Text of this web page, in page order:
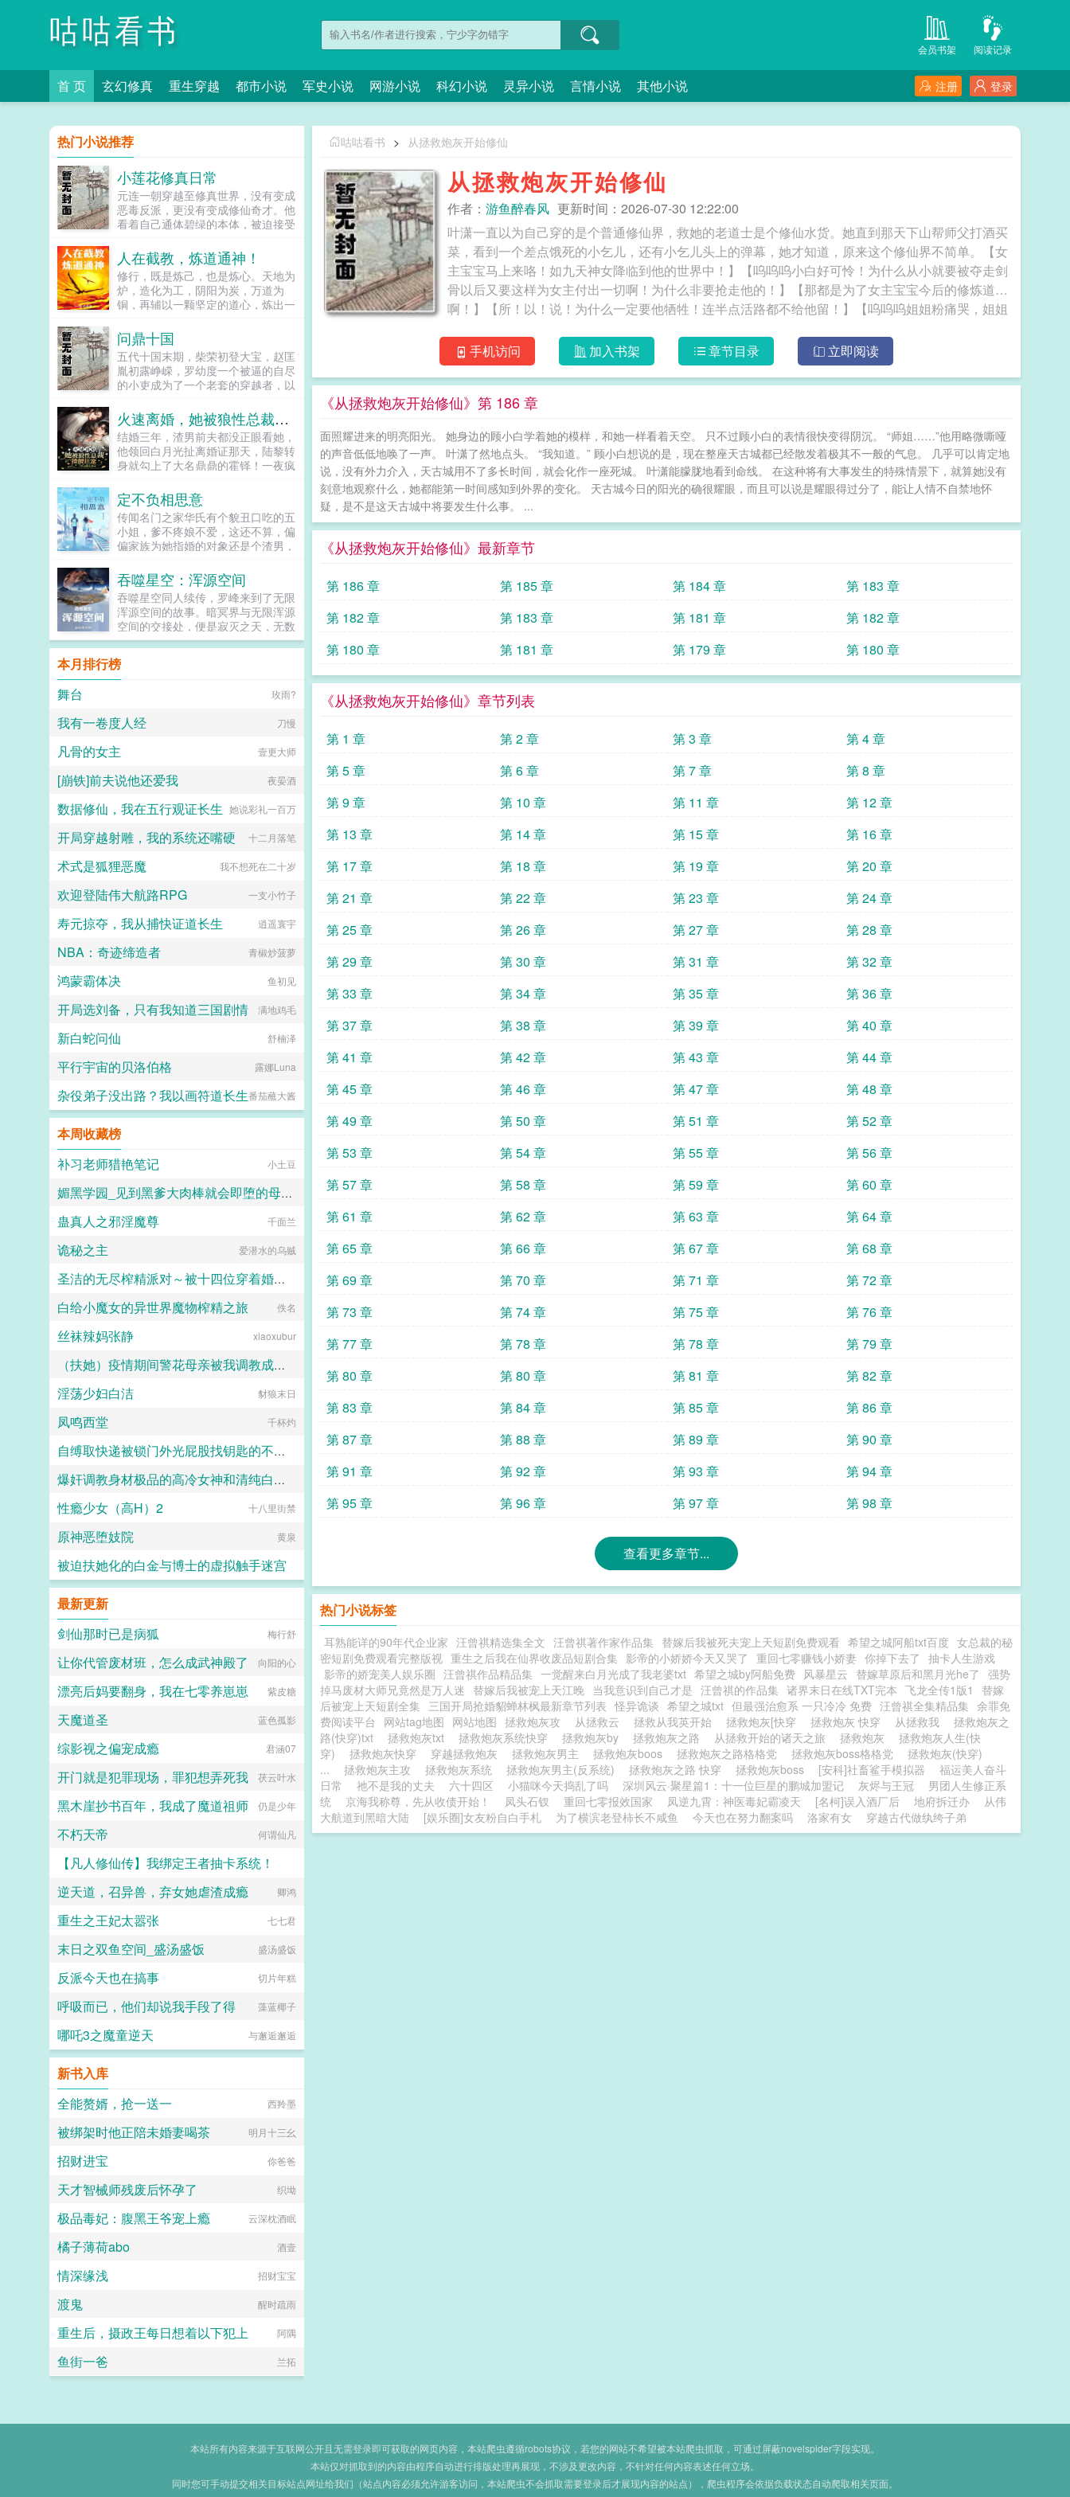
咕咕看书 阅读记录
会员书架
首 页 玄幻修真 重生穿越 都市小说 军史小说 网游小说 科幻小说 灵异小说 言情小说 其他小说 登录
注册
咕咕看书 > 从拯救炮灰开始修仙
从拯救炮灰开始修仙
作者： 游鱼醉春风 更新时间：2026-07-30 12:22:00
叶潇一直以为自己穿的是个普通修仙界，救她的老道士是个修仙水货。她直到那天下山帮师父打酒买
菜，看到一个差点饿死的小乞儿，还有小乞儿头上的弹幕，她才知道，原来这个修仙界不简单。【女
主宝宝马上来咯！如九天神女降临到他的世界中！】【呜呜呜小白好可怜！为什么从小就要被夺走剑
骨以后又要这样为女主付出一切啊！为什么非要抢走他的！】【那都是为了女主宝宝今后的修炼道路
啊！】【所！以！说！为什么一定要他牺牲！连半点活路都不给他留！】【呜呜呜姐姐粉痛哭，姐姐
继叶潇之后又多了一个……呃，不对。是一个两个三个……若干个徒弟。叶潇还在陆陆续续捡人。被
顶替救人功劳，最后还要证明男女主是真爱，从而死在昔日救过的男主手中的世家大小姐凌雨华；被
推出去顶替女主嫁入魔门从而受尽折辱而死的深情男配祝元；被替身女主抢走所有人偏爱最后还要代
其去死的原白月光乐轻烟……叶潇傻眼了。这世界原男女主怎么能惹事，害苦了这么多可怜炮灰？天
续有人找上门，叶潇才知道，这是一个多小说世界融合的特殊世界。她捡到了男女主们开挂前的最大
血包。面对那些总想以强硬手段将她好不容易捡回家带好的同门抢走吸血的人，叶潇核善冷笑。“动我
门人？痴心妄想！” 从拯救炮灰开始修仙
手机访问 加入书架 章节目录 立即阅读
《从拯救炮灰开始修仙》第 186 章
面照耀进来的明亮阳光。 她身边的顾小白学着她的模样，和她一样看着天空。 只不过顾小白的表情很快变得阴沉。 “师姐……”他用略微嘶哑
的声音低低地唤了一声。 叶潇了然地点头。 “我知道。” 顾小白想说的是，现在整座天古城都已经散发着极其不一般的气息。 几乎可以肯定地
说，没有外力介入，天古城用不了多长时间，就会化作一座死城。 叶潇能朦胧地看到命线。 在这种将有大事发生的特殊情景下，就算她没有
刻意地观察什么，她都能第一时间感知到外界的变化。 天古城今日的阳光的确很耀眼，而且可以说是耀眼得过分了，能让人情不自禁地怀
疑，是不是这天古城中将要发生什么事。 ...
《从拯救炮灰开始修仙》最新章节
第 186 章 第 185 章 第 184 章
第 183 章
第 182 章
第 183 章 第 181 章
第 182 章
第 180 章
第 181 章 第 179 章 第 180 章
《从拯救炮灰开始修仙》章节列表
第 1 章 第 2 章 第 3 章
第 4 章
第 5 章
第 6 章 第 7 章
第 8 章
第 9 章
第 10 章 第 11 章
第 12 章
第 13 章
第 14 章 第 15 章
第 16 章
第 17 章
第 18 章 第 19 章
第 20 章
第 21 章
第 22 章 第 23 章
第 24 章
第 25 章
第 26 章 第 27 章
第 28 章
第 29 章
第 30 章 第 31 章
第 32 章
第 33 章
第 34 章 第 35 章
第 36 章
第 37 章
第 38 章 第 39 章
第 40 章
第 41 章
第 42 章 第 43 章
第 44 章
第 45 章
第 46 章 第 47 章
第 48 章
第 49 章
第 50 章 第 51 章
第 52 章
第 53 章
第 54 章 第 55 章
第 56 章
第 57 章
第 58 章 第 59 章
第 60 章
第 61 章
第 62 章 第 63 章
第 64 章
第 65 章
第 66 章 第 67 章
第 68 章
第 69 章
第 70 章 第 71 章
第 72 章
第 73 章
第 74 章 第 75 章
第 76 章
第 77 章
第 78 章 第 78 章
第 79 章
第 80 章
第 80 章 第 81 章
第 82 章
第 83 章
第 84 章 第 85 章
第 86 章
第 87 章
第 88 章 第 89 章
第 90 章
第 91 章
第 92 章 第 93 章
第 94 章
第 95 章
第 96 章 第 97 章 第 98 章
查看更多章节...
热门小说标签
耳熟能详的90年代企业家 汪曾祺精选集全文 汪曾祺著作家作品集 替嫁后我被死夫宠上天短剧免费观看 希望之城阿船txt百度 女总裁的秘
密短剧免费观看完整版视 重生之后我在仙界收废品短剧合集 影帝的小娇娇今天又哭了 重回七零赚钱小娇妻 你掉下去了 抽卡人生游戏
影帝的娇宠美人娱乐圈 汪曾祺作品精品集 一觉醒来白月光成了我老婆txt 希望之城by阿船免费 风暴星云 替嫁草原后和黑月光he了 强势
掉马废材大师兄竟然是万人迷 替嫁后我被宠上天江晚 当我意识到自己才是 汪曾祺的作品集 诸界末日在线TXT完本 飞龙全传1版1
替嫁
后被宠上天短剧全集 三国开局抢婚貂蝉林枫最新章节列表 怪异诡谈 希望之城txt 但最强治愈系 一只冷冷 免费 汪曾祺全集精品集 余罪免
费阅读平台 网站tag地图 网站地图 拯救炮灰攻 从拯救云 拯救从我英开始 拯救炮灰[快穿 拯救炮灰 快穿 从拯救我
拯救炮灰之
路(快穿)txt
拯救炮灰txt 拯救炮灰系统快穿 拯救炮灰by 拯救炮灰之路 从拯救开始的诸天之旅 拯救炮灰
拯救炮灰人生(快
穿)
拯救炮灰快穿 穿越拯救炮灰 拯救炮灰男主 拯救炮灰boos 拯救炮灰之路格格党 拯救炮灰boss格格党
拯救炮灰(快穿)
...
拯救炮灰主攻 拯救炮灰系统 拯救炮灰男主(反系统) 拯救炮灰之路 快穿 拯救炮灰boss [安科]社畜鲨手模拟器
福运美人奋斗
日常
祂不是我的丈夫 六十四区 小猫咪今天捣乱了吗 深圳风云·聚星篇1：十一位巨星的鹏城加盟记 灰烬与王冠
男团人生修正系
统
京海我称尊，先从收债开始！ 凤头石钗 重回七零报效国家 凤逆九霄：神医毒妃霸凌天 [名柯]误入酒厂后 地府拆迁办
从伟
大航道到黑暗大陆
[娱乐圈]女友粉自白手札 为了横滨老登柿长不咸鱼 今天也在努力翻案吗 洛家有女 穿越古代做纨绔子弟
热门小说推荐
小莲花修真日常
元连一朝穿越至修真世界，没有变成
恶毒反派，更没有变成修仙奇才。他
看着自己通体碧绿的本体，被迫接受
果还不等他畅想未来在修仙界称王称
霸成为一方霸主，就被此地主人一位
平平无奇却意外心狠手辣的少年威胁
着签订了血契，从此成了苦逼的打工
莲。元连抬头45°望天，长叹我不过
士满地跑，灵力乱窜的时代，人人都
想拔尖修仙以求长生不老。而本体作
为莲花的元连正计划着晒足日光浴，
等待舒展枝叶早日开花。而他的躺平
习剑，日日修炼，争着要当修真界最
内卷的修士，作为打工莲也被督促一
起内卷。元连再度抬头仰望天空
45°，长叹救命啊，我真的只是一朵
想要咸鱼摆烂的小莲花啊。然而躺平
是深受上天眷顾的小莲花，老天爷也
不想让他多吃修炼的苦头。再说了，
有这样一位内卷的老板在，迟早能站
到修真界巅峰位置，抱紧其大腿也是
件极好的事呀，躺平目标指日可待。
花受×平平无奇努力奋斗起点攻。最
后挂个预收被迫成为修真界第一卷王
沈黎，现代社会资深牛马，平平无奇
打工人，结果被一道雷劈到了修真界
依旧要勤勤恳恳给系统打工。沈黎如
们的目标是站在修真界的巅峰，踏破
虚空羽化登仙！能当神仙？...
人在截教，炼道通神！
修行，既是炼己，也是炼心。天地为
炉，造化为工，阴阳为炭，万道为
铜，再辅以一颗坚定的道心，炼出一
符，炼剑，炼魂，炼药，炼瘟，炼
妖，炼魔，炼心，炼界，炼道天生万
物，无一不可炼！玄清如是说。惹急
了他，连天道都炼给你看！当然，这
要从他拜入截教那天说起...
问鼎十国
五代十国末期，柴荣初登大宝，赵匡
胤初露峥嵘，罗幼度一个被逼的自尽
的小吏成为了一个老套的穿越者，以
略四方，重现汉唐风采。...
火速离婚，她被狼性总裁搂腰狂宠
结婚三年，渣男前夫都没正眼看她，
他领回白月光扯离婚证那天，陆黎转
身就勾上了大名鼎鼎的霍铎！一夜疯
算负责？陆黎转身不认人，他霍铎怎
么会缺女人！本以为不会再有交集，
可被他彻底缠上。某天他抵她在墙陆
小姐，咱俩床上挺搭的，霍太太的位
子考虑一下？众人都以为霍铎玩玩而
了图，陆黎切菜划破了手，男人红着
眼圈抱起她乖，以后这些我来干...
定不负相思意
传闻名门之家华氏有个貌丑口吃的五
小姐，爹不疼娘不爱，这还不算，偏
偏家族为她指婚的对象还是个渣男，
床单弄的满城皆知。本该遭人嘲笑的
她，婚宴上玉手一指，给自己抓了个
临时替补，完美逆袭。世人这才惊
讶，原来五小姐不仅相貌倾城，而且
妙语连珠，天资聪慧。隐匿多年，锋
芒毕露，天才降世亮瞎世人眼。只是
万万没想到，临时替补的新郎竟是个
大麻烦。从此华笙夜夜被欺负，某人
终于忍无可忍大骂江流，你个王八
蛋，说好了是形婚的？江总一脸无辜
回道，没错啊，我一直在身体力行的
维持这段婚姻，简称行婚！...
吞噬星空：浑源空间
吞噬星空同人续传，罗峰来到了无限
浑源空间的故事。暗冥界与无限浑源
空间的交接处，便是寂灭之天，无数
源世界都会缓慢飘向寂灭之天，最终
消散毁灭，而也只有领主级浑源生
命，才能够抵挡‘寂灭之天’的灭绝之
力。在寂灭之天内，有一根‘天渊
柱’（时空轴心），其内部名为浑源
其实是一根巨大无边的柱子，上面雕
忌’，交汇形成了‘时空禁忌’，这是‘天
是世界的终点，轮回是世界的本质，
的轮回之外，为极！...
本月排行榜
舞台
玫雨?
我有一卷度人经 刀慢
凡骨的女主 壹更大师
[崩铁]前夫说他还爱我 夜晏酒
数据修仙，我在五行观证长生 她说彩礼一百万
开局穿越射雕，我的系统还嘴硬 十二月落笔
术式是狐狸恶魔 我不想死在二十岁
欢迎登陆伟大航路RPG 一支小竹子
寿元掠夺，我从捕快证道长生 逍遥寰宇
NBA：奇迹缔造者 青椒炒菠萝
鸿蒙霸体决 鱼初见
开局选刘备，只有我知道三国剧情 满地鸡毛
新白蛇问仙 舒楠泽
平行宇宙的贝洛伯格 露娜Luna
杂役弟子没出路？我以画符道长生番茄蘸大酱
本周收藏榜
补习老师猎艳笔记
小土豆
媚黑学园_见到黑爹大肉棒就会即堕的母猪教师和婊子学生
佚名
蛊真人之邪淫魔尊 千面兰
诡秘之主 爱潜水的乌贼
圣洁的无尽榨精派对～被十四位穿着婚纱的舰娘新娘们在教堂内献上身体的集体婚礼～
火锅气候
白给小魔女的异世界魔物榨精之旅 佚名
丝袜辣妈张静 xiaoxubur
（扶她）疫情期间警花母亲被我调教成三洞全开的肉便器母狗
霜染official
淫荡少妇白洁 豺狼末日
凤鸣西堂 千杯灼
自缚取快递被锁门外光屁股找钥匙的不良妹妹
黑翼君
爆奸调教身材极品的高冷女神和清纯白袜甜妹留学生，射满她们的鞋柜里的高跟鞋和小皮鞋
ni1l
性瘾少女（高H）2 十八里街禁
原神恶堕妓院 黄泉
被迫扶她化的白金与博士的虚拟触手迷宫
最新更新
剑仙那时已是病狐
梅行舒
让你代管废材班，怎么成武神殿了 向阳的心
漂亮后妈要翻身，我在七零养崽崽 紫皮糖
天魔道圣 蓝色孤影
综影视之偏宠成瘾 君涵07
开门就是犯罪现场，罪犯想弄死我 茯云叶水
黑木崖抄书百年，我成了魔道祖师 仍是少年
不朽天帝 何谓仙凡
【凡人修仙传】我绑定王者抽卡系统！
苹果好吃111111
逆天道，召异兽，弃女她虐渣成瘾 卿鸿
重生之王妃太嚣张 七七君
末日之双鱼空间_盛汤盛饭 盛汤盛饭
反派今天也在搞事 切片年糕
呼吸而已，他们却说我手段了得 藻蓝椰子
哪吒3之魔童逆天 与邂逅邂逅
新书入库
全能赘婿，抢一送一
西羚墨
被绑架时他正陪未婚妻喝茶 明月十三幺
招财进宝 你爸爸
天才智械师残废后怀孕了 织坳
极品毒妃：腹黑王爷宠上瘾 云深枕酒眠
橘子薄荷abo 酒壹
情深缘浅 招财宝宝
渡鬼 醒时疏雨
重生后，摄政王每日想着以下犯上 阿隅
鱼街一爸 兰拓
本站所有内容来源于互联网公开且无需登录即可获取的网页内容，本站爬虫遵循robots协议，若您的网站不希望被本站爬虫抓取，可通过屏蔽novelspider字段实现。
本站仅对抓取到的内容由程序自动进行排版处理再展现，不涉及更改内容，不针对任何内容表述任何立场。
同时您可手动提交相关目标站点网址给我们（站点内容必须允许游客访问，本站爬虫不会抓取需要登录后才展现内容的站点），爬虫程序会依据负载状态自动爬取相关页面。